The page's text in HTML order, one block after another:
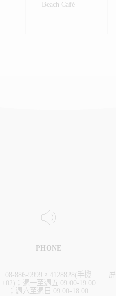
Beach Café
PHONE
08-886-9999，4128828(手機
+02)；週一至週五 09:00-19:00
；週六至週日 09:00-18:00